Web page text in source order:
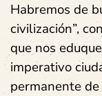
Habremos de
civilización”,
que nos
imperativo
permanente